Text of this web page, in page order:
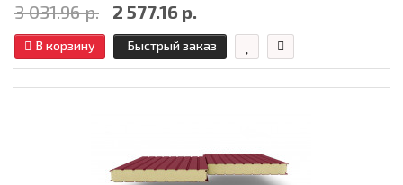
3 031.96 р. 2 577.16 р.
В корзину Быстрый заказ